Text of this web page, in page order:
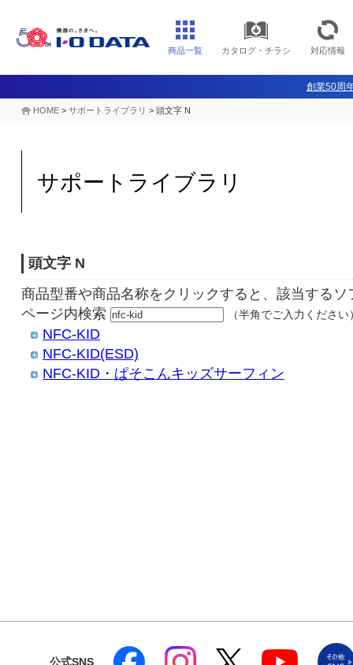
商品一覧 カタログ・チラシ 対応情報
創業50周
HOME > サポートライブラリ > 頭文字 N
サポートライブラリ
頭文字 N
商品型番や商品名称をクリックすると、該当する
ページ内検索
（半角でご入力ください
NFC-KID
NFC-KID(ESD)
NFC-KID・ぱそこんキッズサーフィン
公式SNS